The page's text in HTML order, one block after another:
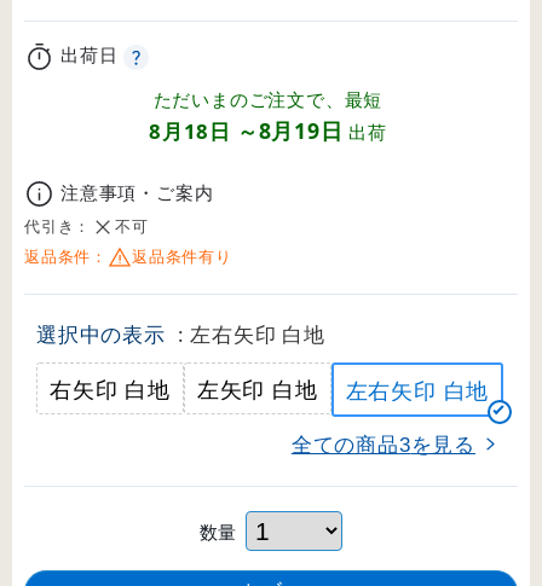
出荷日
ただいまのご注文で、最短
8月18日 ～8月19日 出荷
注意事項・ご案内
代引き：
不可
返品条件：
返品条件有り
選択中の表示 : 左右矢印 白地
右矢印 白地 左矢印 白地 左右矢印 白地
全ての商品3を見る
数量